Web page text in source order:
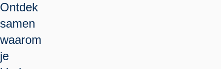
Ontdek
samen
waarom
je